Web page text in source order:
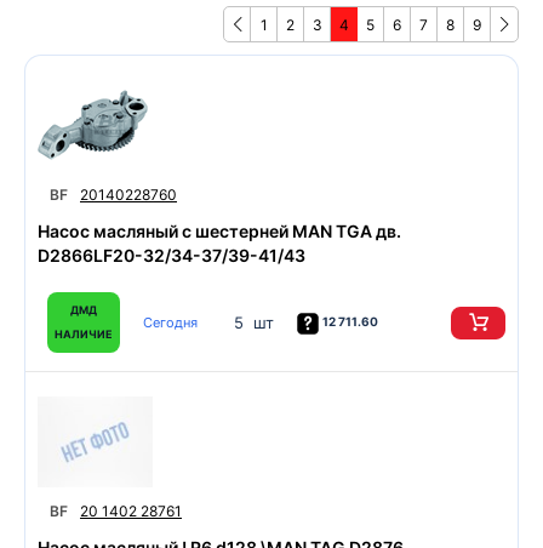
1 2 3 4 5 6 7 8 9
BF 20140228760
Насос масляный с шестерней MAN TGA дв.
D2866LF20-32/34-37/39-41/43
ДМД
НАЛИЧИЕ
Сегодня 5 шт 12 711.60
BF 20 1402 28761